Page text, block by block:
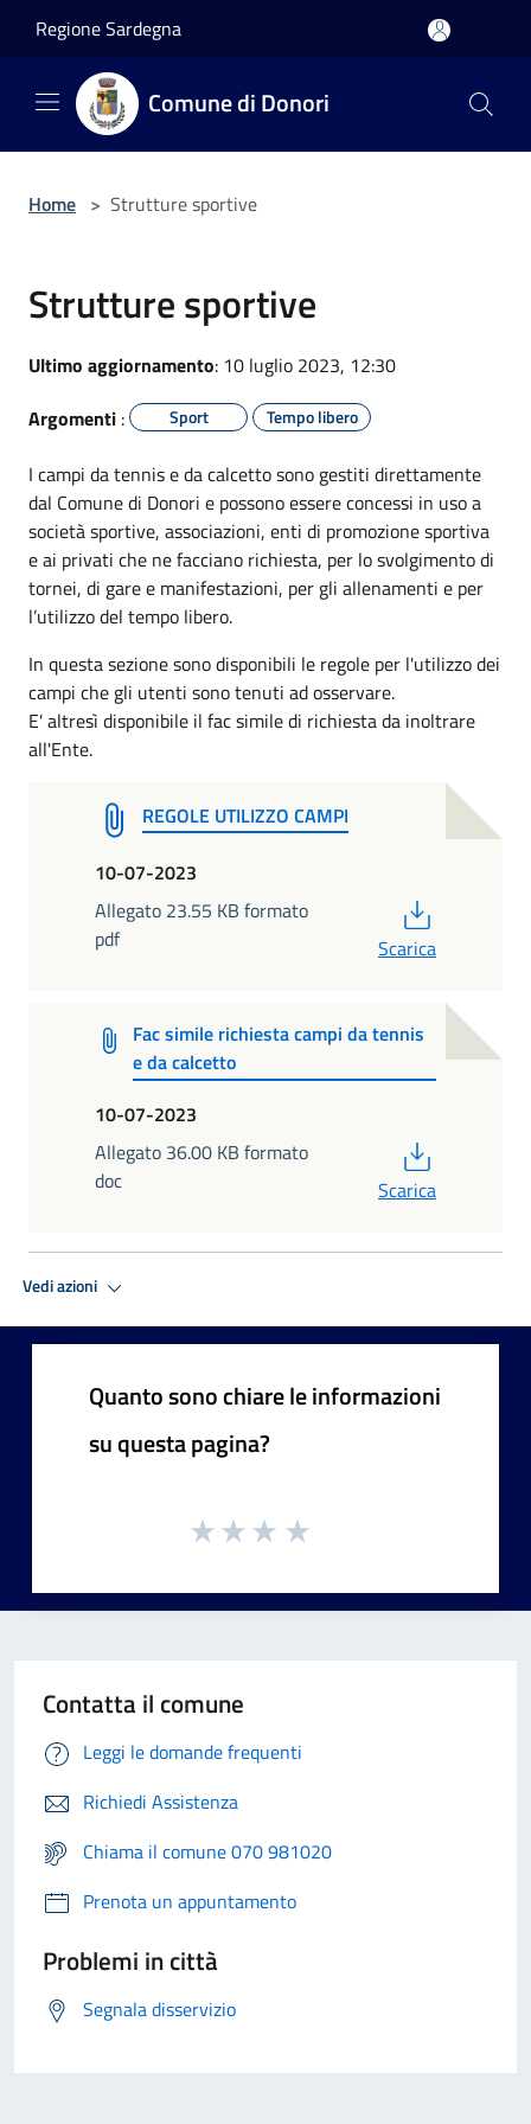
Regione Sardegna
Comune di Donori
Home > Strutture sportive
Strutture sportive
Ultimo aggiornamento: 10 luglio 2023, 12:30
Argomenti : Sport Tempo libero
I campi da tennis e da calcetto sono gestiti direttamente
dal Comune di Donori e possono essere concessi in uso a
società sportive, associazioni, enti di promozione sportiva
e ai privati che ne facciano richiesta, per lo svolgimento di
tornei, di gare e manifestazioni, per gli allenamenti e per
l’utilizzo del tempo libero.
In questa sezione sono disponibili le regole per l'utilizzo dei
campi che gli utenti sono tenuti ad osservare.
E' altresì disponibile il fac simile di richiesta da inoltrare
all'Ente.
REGOLE UTILIZZO CAMPI
10-07-2023
Allegato 23.55 KB formato
pdf
Scarica
Fac simile richiesta campi da tennis
e da calcetto
10-07-2023
Allegato 36.00 KB formato
doc
Scarica
Vedi azioni
Quanto sono chiare le informazioni
su questa pagina?
Contatta il comune
Leggi le domande frequenti
Richiedi Assistenza
Chiama il comune 070 981020
Prenota un appuntamento
Problemi in città
Segnala disservizio